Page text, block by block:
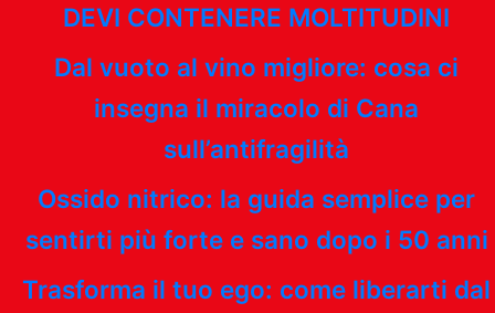
DEVI CONTENERE MOLTITUDINI
Dal vuoto al vino migliore: cosa ci
insegna il miracolo di Cana
sull’antifragilità
Ossido nitrico: la guida semplice per
sentirti più forte e sano dopo i 50 anni
Trasforma il tuo ego: come liberarti dal